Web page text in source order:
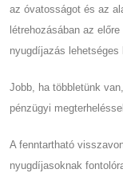
az óvatosságot és az
létrehozásában az
nyugdíjazás
Jobb, ha többletünk
pénzügyi
A fenntartható
nyugdíjasoknak